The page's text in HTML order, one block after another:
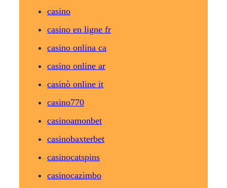
casino
casino en ligne fr
casino onlina ca
casino online ar
casinò online it
casino770
casinoamonbet
casinobaxterbet
casinocatspins
casinocazimbo